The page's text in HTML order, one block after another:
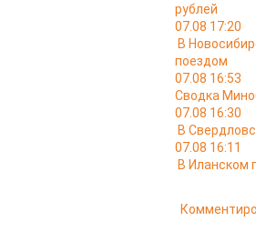
рублей
07.08 17:20
В
поездом
07.08 16:53
Сводка
07.08 16:30
В
07.08 16:11
В Иланском